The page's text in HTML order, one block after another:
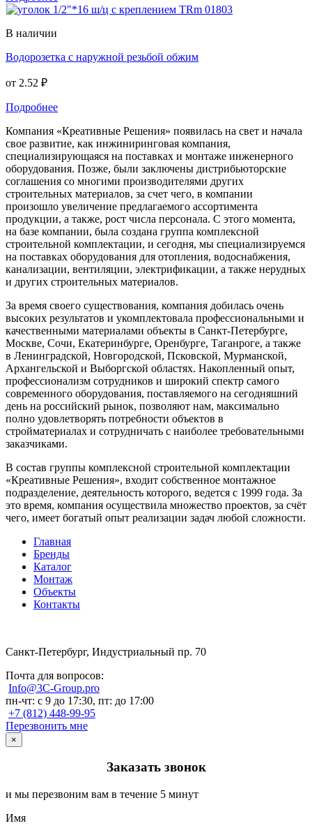
В наличии
Водорозетка с наружной резьбой обжим
от 2.52 ₽
Подробнее
Компания «Креативные Решения» появилась на свет и начала
свое развитие, как инжиниринговая компания,
специализирующаяся на поставках и монтаже инженерного
оборудования. Позже, были заключены дистрибьюторские
соглашения со многими производителями других
строительных материалов, за счет чего, в компании
произошло увеличение предлагаемого ассортимента
продукции, а также, рост числа персонала. С этого момента,
на базе компании, была создана группа комплексной
строительной комплектации, и сегодня, мы специализируемся
на поставках оборудования для отопления, водоснабжения,
канализации, вентиляции, электрификации, а также нерудных
и других строительных материалов.
За время своего существования, компания добилась очень
высоких результатов и укомплектовала профессиональными и
качественными материалами объекты в Санкт-Петербурге,
Москве, Сочи, Екатеринбурге, Оренбурге, Таганроге, а также
в Ленинградской, Новгородской, Псковской, Мурманской,
Архангельской и Выборгской областях. Накопленный опыт,
профессионализм сотрудников и широкий спектр самого
современного оборудования, поставляемого на сегодняшний
день на российский рынок, позволяют нам, максимально
полно удовлетворять потребности объектов в
стройматериалах и сотрудничать с наиболее требовательными
заказчиками.
В состав группы комплексной строительной комплектации
«Креативные Решения», входит собственное монтажное
подразделение, деятельность которого, ведется с 1999 года. За
это время, компания осуществила множество проектов, за счёт
чего, имеет богатый опыт реализации задач любой сложности.
Главная
Бренды
Каталог
Монтаж
Объекты
Контакты
Санкт-Петербург, Индустриальный пр. 70
Почта для вопросов:
Info@3C-Group.pro
пн-чт: с 9 до 17:30, пт: до 17:00
+7 (812) 448-99-95
Перезвонить мне
×
Заказать звонок
и мы перезвоним вам в течение 5 минут
Имя